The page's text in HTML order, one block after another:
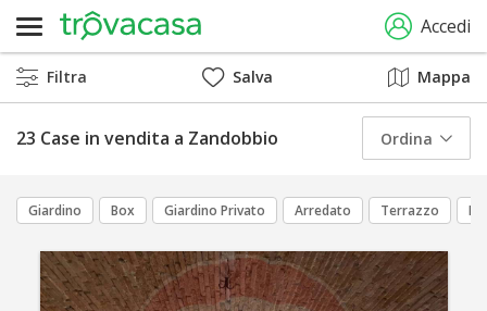
Accedi
Filtra Salva Mappa
23 Case in vendita a Zandobbio Ordina
Giardino Box Giardino Privato Arredato Terrazzo